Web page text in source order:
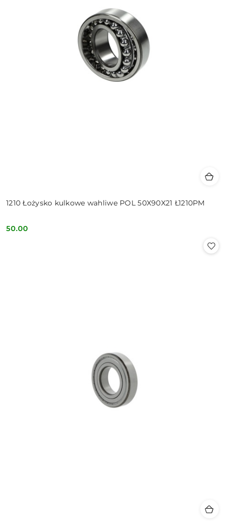
1210 Łożysko kulkowe wahliwe POL 50X90X21 Ł1210PM
Cena:
50.00